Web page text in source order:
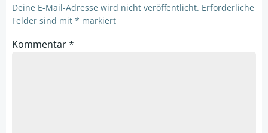
Deine E-Mail-Adresse wird nicht veröffentlicht. Erforderliche
Felder sind mit * markiert
Kommentar*